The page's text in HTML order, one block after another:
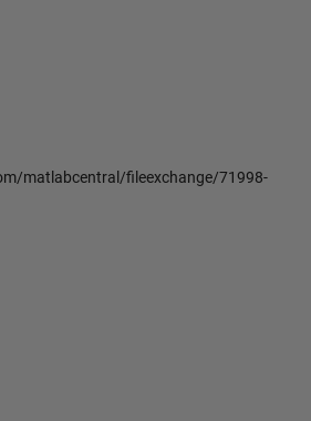
matlabcentral/fileexchange/71998-